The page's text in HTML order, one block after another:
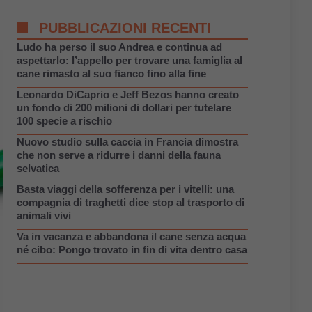
PUBBLICAZIONI RECENTI
Ludo ha perso il suo Andrea e continua ad
aspettarlo: l’appello per trovare una famiglia al
cane rimasto al suo fianco fino alla fine
Leonardo DiCaprio e Jeff Bezos hanno creato
un fondo di 200 milioni di dollari per tutelare
100 specie a rischio
Nuovo studio sulla caccia in Francia dimostra
che non serve a ridurre i danni della fauna
selvatica
Basta viaggi della sofferenza per i vitelli: una
compagnia di traghetti dice stop al trasporto di
animali vivi
Va in vacanza e abbandona il cane senza acqua
né cibo: Pongo trovato in fin di vita dentro casa